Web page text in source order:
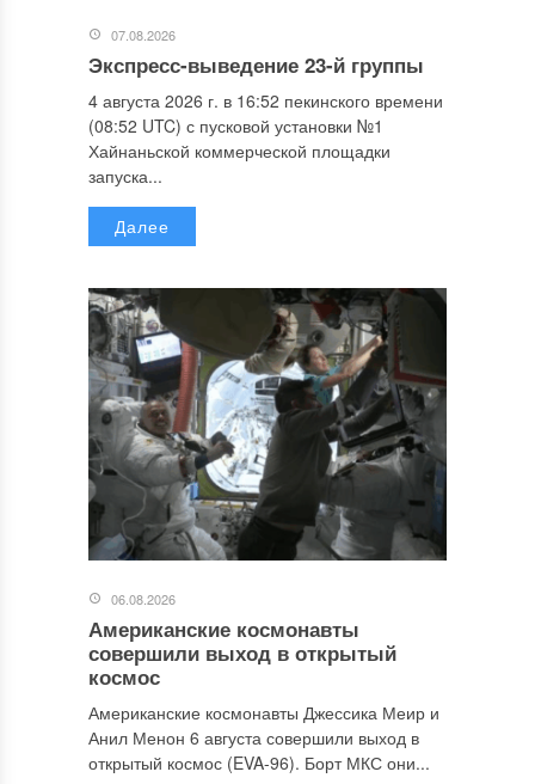
07.08.2026
Экспресс-выведение 23-й группы
4 августа 2026 г. в 16:52 пекинского времени
(08:52 UTC) с пусковой установки №1
Хайнаньской коммерческой площадки
запуска...
Далее
06.08.2026
Американские космонавты
совершили выход в открытый
космос
Американские космонавты Джессика Меир и
Анил Менон 6 августа совершили выход в
открытый космос (EVA-96). Борт МКС они...